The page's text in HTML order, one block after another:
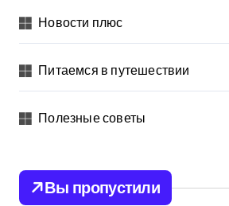
Новости плюс
Питаемся в путешествии
Полезные советы
Вы пропустили